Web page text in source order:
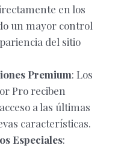
en los
un mayor control
del sitio
Premium: Los
Pro reciben
a las últimas
características.
Especiales: